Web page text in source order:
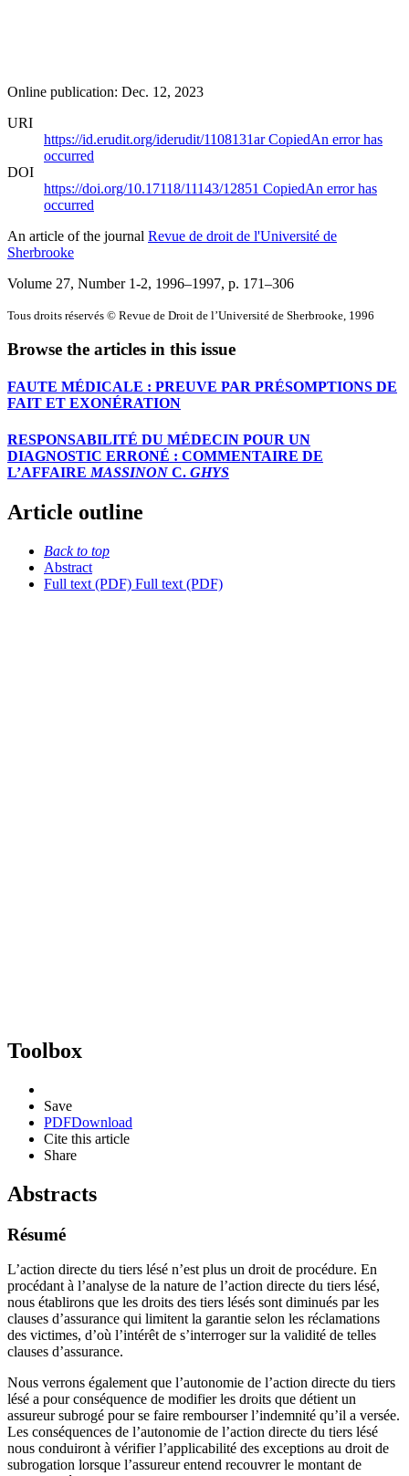
Online publication: Dec. 12, 2023
URI
https://id.erudit.org/iderudit/1108131arCopiedAn error has
occurred
DOI
https://doi.org/10.17118/11143/12851 CopiedAn error has
occurred
An article of the journal Revue de droit de l'Université de
Sherbrooke
Volume 27, Number 1-2, 1996–1997, p. 171–306
Tous droits réservés © Revue de Droit de l’Université de Sherbrooke, 1996
Browse the articles in this issue
FAUTE MÉDICALE : PREUVE PAR PRÉSOMPTIONS DE
FAIT ET EXONÉRATION
RESPONSABILITÉ DU MÉDECIN POUR UN
DIAGNOSTIC ERRONÉ : COMMENTAIRE DE
L’AFFAIRE MASSINON C. GHYS
Article outline
Back to top
Abstract
Full text (PDF) Full text (PDF)
Toolbox
Save
PDFDownload
Cite this article
Share
Abstracts
Résumé
L’action directe du tiers lésé n’est plus un droit de procédure. En
procédant à l’analyse de la nature de l’action directe du tiers lésé,
nous établirons que les droits des tiers lésés sont diminués par les
clauses d’assurance qui limitent la garantie selon les réclamations
des victimes, d’où l’intérêt de s’interroger sur la validité de telles
clauses d’assurance.
Nous verrons également que l’autonomie de l’action directe du tiers
lésé a pour conséquence de modifier les droits que détient un
assureur subrogé pour se faire rembourser l’indemnité qu’il a versée.
Les conséquences de l’autonomie de l’action directe du tiers lésé
nous conduiront à vérifier l’applicabilité des exceptions au droit de
subrogation lorsque l’assureur entend recouvrer le montant de